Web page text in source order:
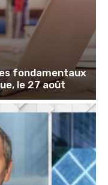
fondamentaux
le 27 août